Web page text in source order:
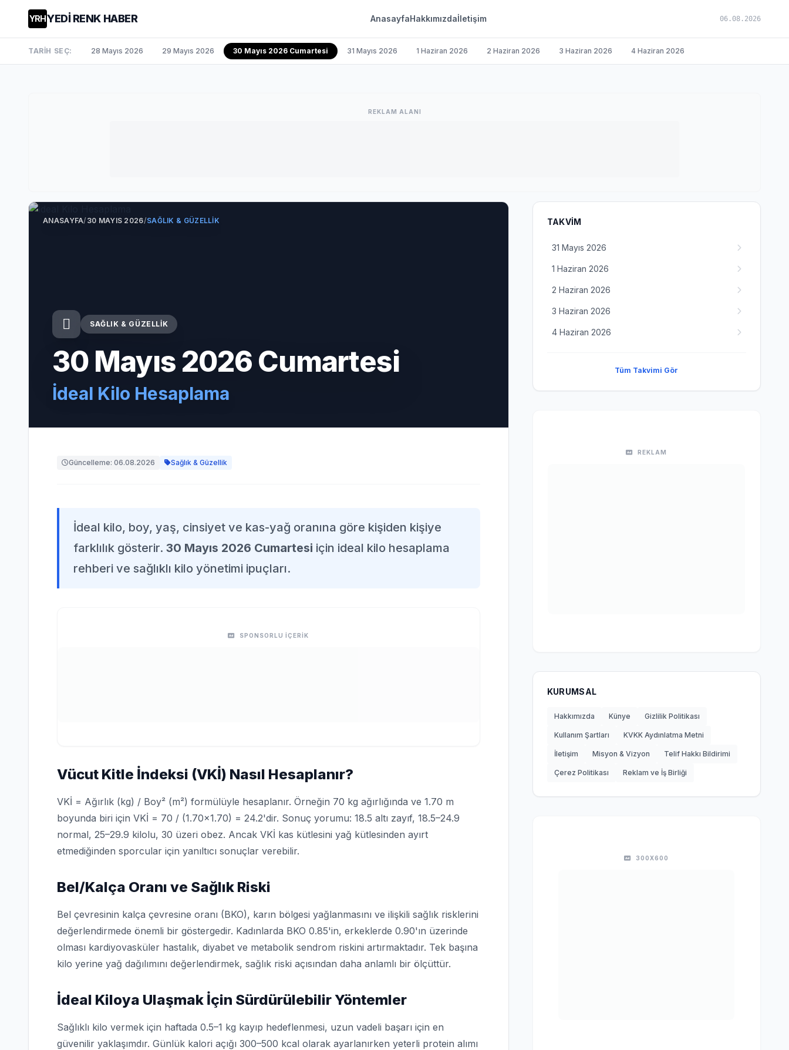
YRHYEDİ RENK HABER AnasayfaHakkımızdaİletişim 06.08.2026
TARİH SEÇ: 28 Mayıs 2026 29 Mayıs 2026 30 Mayıs 2026 Cumartesi 31 Mayıs 2026 1 Haziran 2026 2 Haziran 2026 3 Haziran 2026 4 Haziran 2026
REKLAM ALANI
ANASAYFA/30 MAYIS 2026/SAĞLIK & GÜZELLIK
SAĞLIK & GÜZELLIK
30 Mayıs 2026 Cumartesi
İdeal Kilo Hesaplama
Güncelleme: 06.08.2026 Sağlık & Güzellik
İdeal kilo, boy, yaş, cinsiyet ve kas-yağ oranına göre kişiden kişiye
farklılık gösterir. 30 Mayıs 2026 Cumartesi için ideal kilo hesaplama
rehberi ve sağlıklı kilo yönetimi ipuçları.
SPONSORLU İÇERİK
Vücut Kitle İndeksi (VKİ) Nasıl Hesaplanır?
VKİ = Ağırlık (kg) / Boy² (m²) formülüyle hesaplanır. Örneğin 70 kg ağırlığında ve 1.70 m
boyunda biri için VKİ = 70 / (1.70×1.70) = 24.2'dir. Sonuç yorumu: 18.5 altı zayıf, 18.5–24.9
normal, 25–29.9 kilolu, 30 üzeri obez. Ancak VKİ kas kütlesini yağ kütlesinden ayırt
etmediğinden sporcular için yanıltıcı sonuçlar verebilir.
Bel/Kalça Oranı ve Sağlık Riski
Bel çevresinin kalça çevresine oranı (BKO), karın bölgesi yağlanmasını ve ilişkili sağlık risklerini
değerlendirmede önemli bir göstergedir. Kadınlarda BKO 0.85'in, erkeklerde 0.90'ın üzerinde
olması kardiyovasküler hastalık, diyabet ve metabolik sendrom riskini artırmaktadır. Tek başına
kilo yerine yağ dağılımını değerlendirmek, sağlık riski açısından daha anlamlı bir ölçüttür.
İdeal Kiloya Ulaşmak İçin Sürdürülebilir Yöntemler
Sağlıklı kilo vermek için haftada 0.5–1 kg kayıp hedeflenmesi, uzun vadeli başarı için en
güvenilir yaklaşımdır. Günlük kalori açığı 300–500 kcal olarak ayarlanırken yeterli protein alımı
TAKVIM
31 Mayıs 2026
1 Haziran 2026
2 Haziran 2026
3 Haziran 2026
4 Haziran 2026
Tüm Takvimi Gör
REKLAM
KURUMSAL
Hakkımızda Künye Gizlilik Politikası
Kullanım Şartları KVKK Aydınlatma Metni
İletişim Misyon & Vizyon Telif Hakkı Bildirimi
Çerez Politikası Reklam ve İş Birliği
300X600